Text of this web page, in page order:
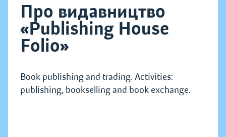
Про видавництво
«Publishing House
Folio»
Book publishing and trading. Activities:
publishing, bookselling and book exchange.